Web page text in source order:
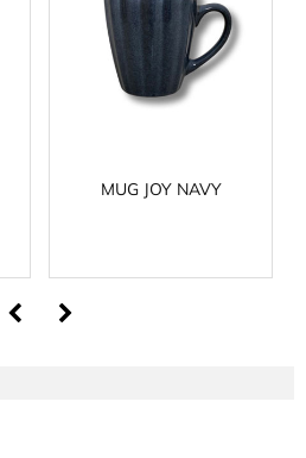
MUG JOY NAVY